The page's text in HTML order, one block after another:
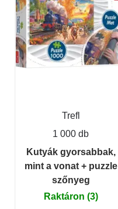
Trefl
1 000 db
Kutyák gyorsabbak,
mint a vonat + puzzle
szőnyeg
Raktáron (3)